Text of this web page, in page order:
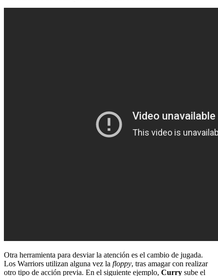
Otra herramienta para desviar la atención es el cambio de jugada.
Los Warriors utilizan alguna vez la floppy, tras amagar con realizar
otro tipo de acción previa. En el siguiente ejemplo, Curry sube el